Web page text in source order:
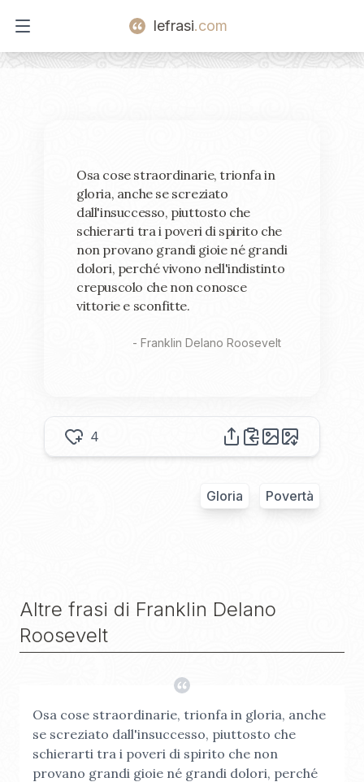
Open main menu
lefrasi.com
Osa cose straordinarie, trionfa in
gloria, anche se screziato
dall'insuccesso, piuttosto che
schierarti tra i poveri di spirito che
non provano grandi gioie né grandi
dolori, perché vivono nell'indistinto
crepuscolo che non conosce
vittorie e sconfitte.
- Franklin Delano Roosevelt
4
Gloria Povertà
Altre frasi di Franklin Delano
Roosevelt
Osa cose straordinarie, trionfa in gloria, anche
se screziato dall'insuccesso, piuttosto che
schierarti tra i poveri di spirito che non
provano grandi gioie né grandi dolori, perché